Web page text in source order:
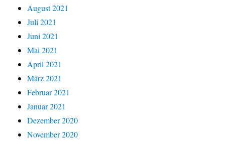
August 2021
Juli 2021
Juni 2021
Mai 2021
April 2021
März 2021
Februar 2021
Januar 2021
Dezember 2020
November 2020